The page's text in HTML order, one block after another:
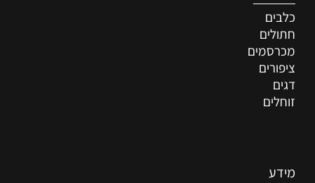
כלבים
חתולים
מכרסמים
ציפורים
דגים
זוחלים
מידע